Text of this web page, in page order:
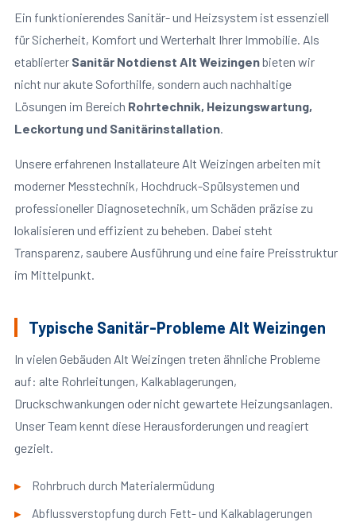
Ein funktionierendes Sanitär- und Heizsystem ist essenziell
für Sicherheit, Komfort und Werterhalt Ihrer Immobilie. Als
etablierter Sanitär Notdienst Alt Weizingenbieten wir
nicht nur akute Soforthilfe, sondern auch nachhaltige
Lösungen im Bereich Rohrtechnik, Heizungswartung,
Leckortung und Sanitärinstallation.
Unsere erfahrenen Installateure Alt Weizingen arbeiten mit
moderner Messtechnik, Hochdruck-Spülsystemen und
professioneller Diagnosetechnik, um Schäden präzise zu
lokalisieren und effizient zu beheben. Dabei steht
Transparenz, saubere Ausführung und eine faire Preisstruktur
im Mittelpunkt.
Typische Sanitär-Probleme Alt Weizingen
In vielen Gebäuden Alt Weizingen treten ähnliche Probleme
auf: alte Rohrleitungen, Kalkablagerungen,
Druckschwankungen oder nicht gewartete Heizungsanlagen.
Unser Team kennt diese Herausforderungen und reagiert
gezielt.
Rohrbruch durch Materialermüdung
Abflussverstopfung durch Fett- und Kalkablagerungen